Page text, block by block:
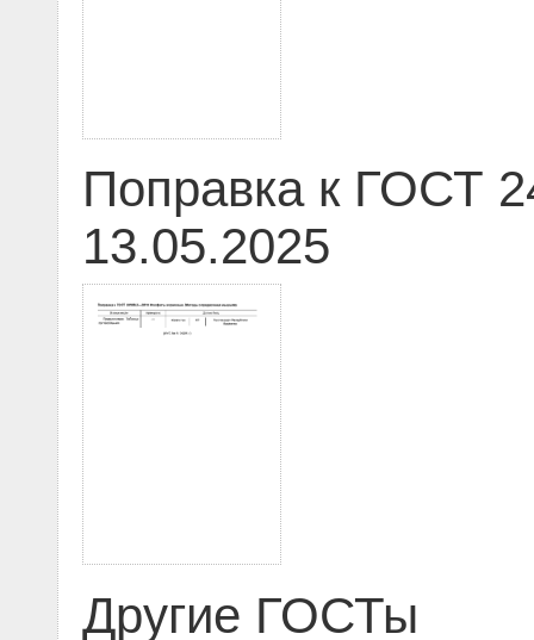
Поправка к ГОСТ
13.05.2025
Другие ГОСТы